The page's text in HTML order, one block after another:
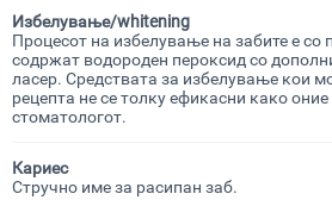
Избелување/whitening
Процесот на избелување на забите е со
содржат водороден пероксид со
ласер. Средствата за избелување кои
рецепта не се толку ефикасни како
стоматологот.
Кариес
Стручно име за расипан заб.